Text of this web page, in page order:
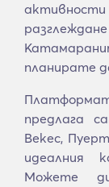
активности
планирате
предлага
Векес,
идеалния
Можете